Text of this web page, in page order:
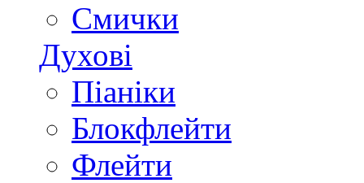
Смички
Духові
Піаніки
Блокфлейти
Флейти